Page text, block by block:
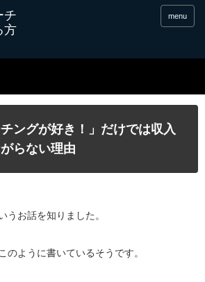
menu
チングが好き！」だけでは収入
らない理由
うお話を知りました。
のように書いているそうです。